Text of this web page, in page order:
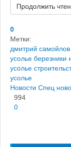
Продолжить
0
Метки:
дмитрий самойлов
усолье березники
усолье
усолье
Новости Спец
994
0